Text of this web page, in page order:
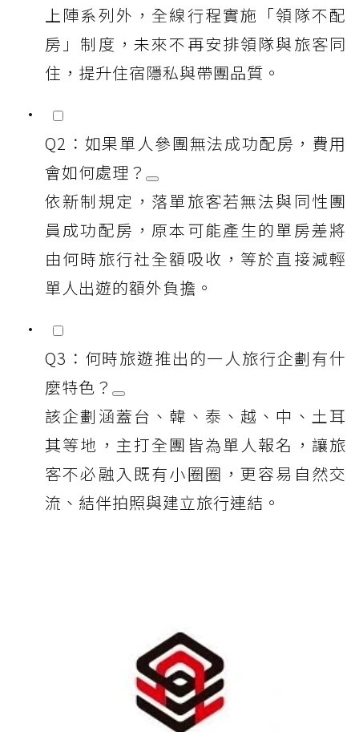
上陣系列外，全線行程實施「領隊不配
房」制度，未來不再安排領隊與旅客同
住，提升住宿隱私與帶團品質。
Q2：如果單人參團無法成功配房，費用
會如何處理？
依新制規定，落單旅客若無法與同性團
員成功配房，原本可能產生的單房差將
由何時旅行社全額吸收，等於直接減輕
單人出遊的額外負擔。
Q3：何時旅遊推出的一人旅行企劃有什
麼特色？
該企劃涵蓋台、韓、泰、越、中、土耳
其等地，主打全團皆為單人報名，讓旅
客不必融入既有小圈圈，更容易自然交
流、結伴拍照與建立旅行連結。